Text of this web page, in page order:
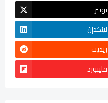
تويتر
لينكدإن
ريديت
فليبورد